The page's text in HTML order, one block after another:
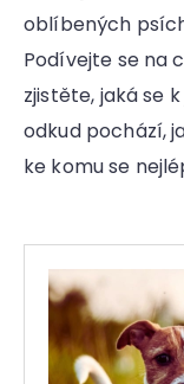
oblíbených
Podívejte se na
zjistěte, jaká se
odkud pochází,
ke komu se
t
?
HLEDAT